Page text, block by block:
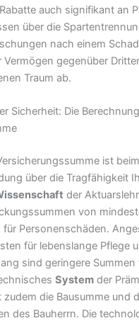
auch signifikant an
über die
nach einem
Vermögen gegenüber
Traum ab.
Sicherheit: Die
ist
über die Tragfähigkeit
der
von
für Personenschäden.
für lebenslange Pflege
sind geringere Summen
System der
die Bausumme und
des Bauherrn. Die